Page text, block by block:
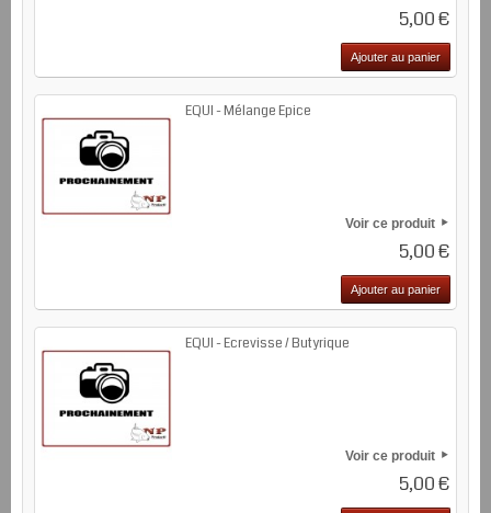
5,00 €
Ajouter au panier
EQUI - Mélange Epice
Voir ce produit
5,00 €
Ajouter au panier
EQUI - Ecrevisse / Butyrique
Voir ce produit
5,00 €